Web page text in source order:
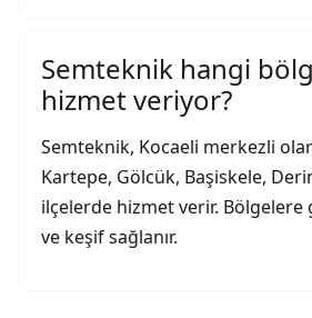
Semteknik hangi
hizmet veriyor?
Semteknik, Kocaeli merkezli
Kartepe, Gölcük, Başiskele,
ilçelerde hizmet verir. Bölgelere
ve keşif sağlanır.